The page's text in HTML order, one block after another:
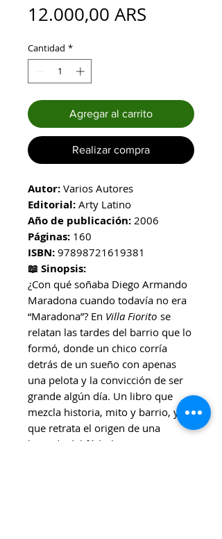
12.000,00 ARS
Cantidad *
Agregar al carrito
Realizar compra
Autor: Varios Autores
Editorial: Arty Latino
Año de publicación: 2006
Páginas: 160
ISBN: 97898721619381
📖 Sinopsis:
¿Con qué soñaba Diego Armando
Maradona cuando todavía no era
“Maradona”? En Villa Fiorito se
relatan las tardes del barrio que lo
formó, donde un chico corría
detrás de un sueño con apenas
una pelota y la convicción de ser
grande algún día. Un libro que
mezcla historia, mito y barrio, y
que retrata el origen de una
leyenda del fútbol argentino, junto